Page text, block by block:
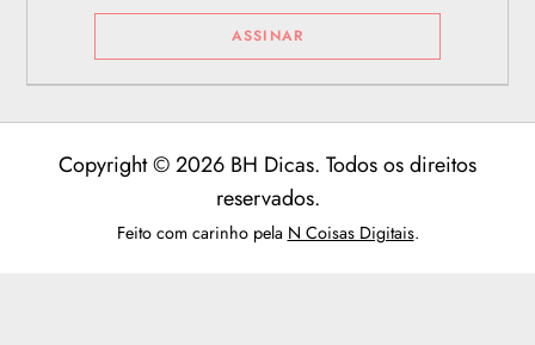
Copyright © 2026 BH Dicas. Todos os direitos
reservados.
Feito com carinho pela N Coisas Digitais.